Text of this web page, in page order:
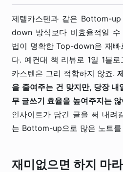
제텔카스텐과 같은 Bottom-
down 방식보다 비효율적일
법이 명확한 Top-down은 재빠
다. 예컨대 책 리뷰로 1일 1블
카스텐은 그리 적합하지 않죠.
을 줄여주는 건 맞지만, 당장 내
무 글쓰기 효율을 높여주지는
인사이트가 담긴 글을 써 내려
는 Bottom-up으로 많은 노트
재미없으면 하지 마라